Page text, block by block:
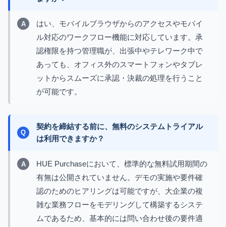
はい、モバイルブラウザからのアクセスやモバイ
ル対応のワークフロー機能に対応しています。承
認権限を持つ管理職が、出張中やテレワーク中で
あっても、オフィス外のスマートフォンやタブレ
ットからスムーズに承認・決裁の処理を行うこと
が可能です。
契約を締結する前に、無料のシステムトライアル
は利用できますか？
HUE Purchaseにおいて、標準的な無料試用期間の
有無は公開されていません。デモの実施や要件確
認のためのヒアリングは可能ですが、大企業の複
雑な業務フローをモデリングして構築するシステ
ムであるため、基本的には問い合わせ後の要件適